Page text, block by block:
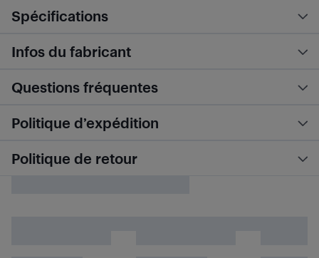
Spécifications
Infos du fabricant
Questions fréquentes
Politique d’expédition
Politique de retour